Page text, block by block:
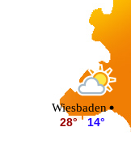
28° 14°
Wiesbaden